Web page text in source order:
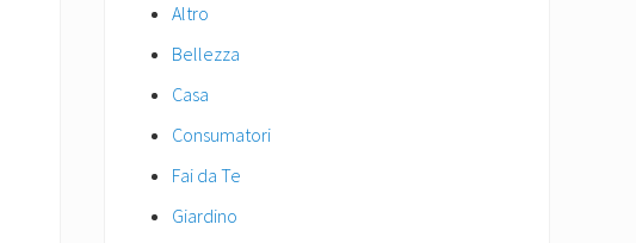
Altro
Bellezza
Casa
Consumatori
Fai da Te
Giardino